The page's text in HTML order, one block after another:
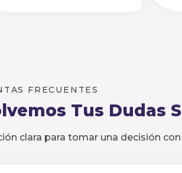
FRECUENTES
Tus Dudas
clara para tomar una decisión